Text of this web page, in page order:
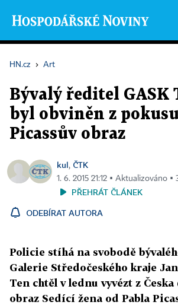
HN.cz › Art
Bývalý ředitel GASK
byl obviněn z
Picassův obraz
kul, ČTK
1. 6. 2015 21:12 ▪ Aktualizováno ▪
PŘEHRÁT ČLÁNEK
ODEBÍRAT AUTORA
Policie stíhá na svobodě
Galerie Středočeského kraje
Ten chtěl v lednu vyvézt z
obraz Sedící žena od Pabla